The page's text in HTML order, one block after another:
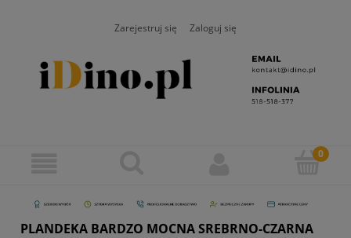
Zarejestruj się Zaloguj się
PLANDEKA BARDZO MOCNA SREBRNO-CZARNA